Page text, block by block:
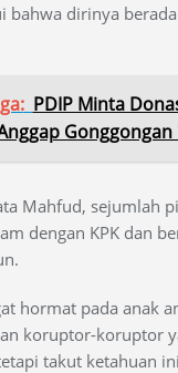
bahwa dirinya
PDIP Minta
Mahfud, sejumlah
dengan KPK dan
hormat pada anak
koruptor-koruptor
takut ketahuan